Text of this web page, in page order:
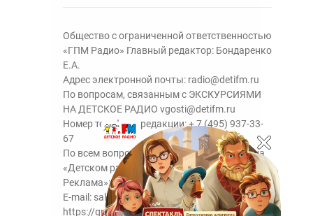
Общество с ограниченной ответственностью
«ГПМ Радио» Главный редактор: Бондаренко
Е.А.
Адрес электронной почты: radio@detifm.ru
По вопросам, связанным с ЭКСКУРСИЯМИ
НА ДЕТСКОЕ РАДИО vgosti@detifm.ru
Номер телефона редакции:+ 7 (495) 937-33-
67
По всем вопросам размещения рекламы на
«Детском радио» - сейлз-хаус «ГПМ
Реклама»:+7 (495) 921-40-41
E-mail: sales@gazprom-media.ru
https://gpmsaleshouse.ru/